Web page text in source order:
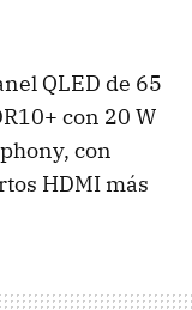
QLED de 65
con 20 W
con
HDMI más